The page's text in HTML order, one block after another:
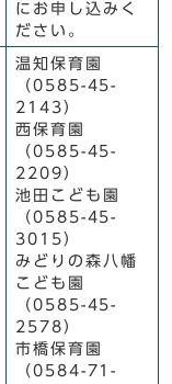
にお申し込みく
ださい。
温知保育園
（0585-45-
2143）
西保育園
（0585-45-
2209）
池田こども園
（0585-45-
3015）
みどりの森八幡
こども園
（0585-45-
2578）
市橋保育園
（0584-71-